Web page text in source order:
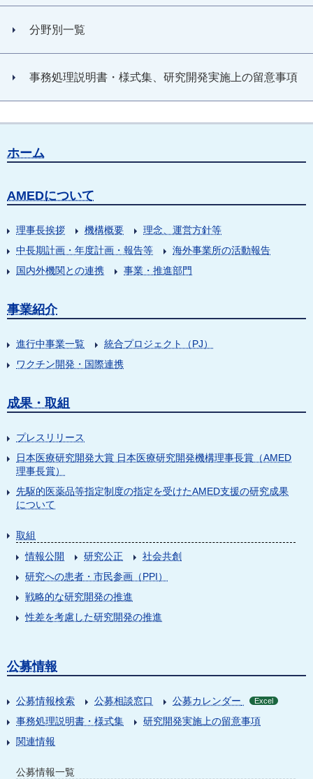
分野別一覧
事務処理説明書・様式集、研究開発実施上の留意事項
ホーム
AMEDについて
理事長挨拶 機構概要
理念、運営方針等
中長期計画・年度計画・報告等
海外事業所の活動報告
国内外機関との連携
事業・推進部門
事業紹介
進行中事業一覧
統合プロジェクト（PJ）
ワクチン開発・国際連携
成果・取組
プレスリリース
日本医療研究開発大賞 日本医療研究開発機構理事長賞（AMED
理事長賞）
先駆的医薬品等指定制度の指定を受けたAMED支援の研究成果
について
取組
情報公開
研究公正
社会共創
研究への患者・市民参画（PPI）
戦略的な研究開発の推進
性差を考慮した研究開発の推進
公募情報
公募情報検索 公募相談窓口 公募カレンダー Excel
事務処理説明書・様式集
研究開発実施上の留意事項
関連情報
公募情報一覧